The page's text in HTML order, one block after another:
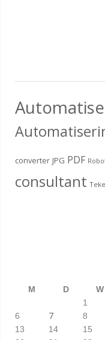
converter JPG PDF
consultant
M
D W
1
6
7 8
13
14 15